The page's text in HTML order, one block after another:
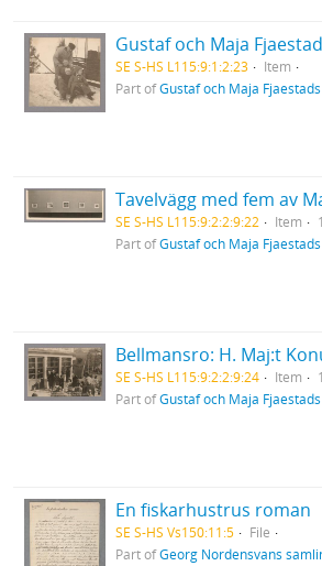
SE S-HS L115:9:1:2:23
Item
Part ofGustaf och Maja
SE S-HS L115:9:2:2:9:22 Item
Part ofGustaf och Maja
SE S-HS L115:9:2:2:9:24 Item
Part ofGustaf och Maja
En fiskarhustrus roman
SE S-HS Vs150:11:5
File
Part ofGeorg Nordensvans